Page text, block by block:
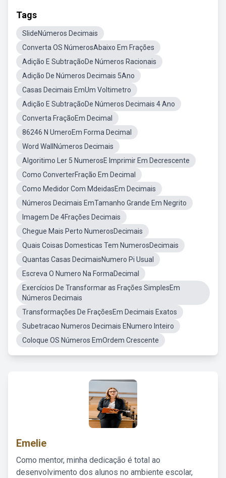
Tags
SlideNúmeros Decimais
Converta OS NúmerosAbaixo Em Frações
Adição E SubtraçãoDe Números Racionais
Adição De Números Decimais 5Ano
Casas Decimais EmUm Voltimetro
Adição E SubtraçãoDe Números Decimais 4 Ano
Converta FraçãoEm Decimal
86246 N UmeroEm Forma Decimal
Word WallNúmeros Decimais
Algoritimo Ler 5 NumerosE Imprimir Em Decrescente
Como ConverterFração Em Decimal
Como Medidor Com MdeidasEm Decimais
Números Decimais EmTamanho Grande Em Negrito
Imagem De 4Frações Decimais
Chegue Mais Perto NumerosDecimais
Quais Coisas Domesticas Tem NumerosDecimais
Quantas Casas DecimaisNumero Pi Usual
Escreva O Numero Na FormaDecimal
Exercícios De Transformar as Frações SimplesEm
Números Decimais
Transformações De FraçõesEm Decimais Exatos
Subetracao Numeros Decimais ENumero Inteiro
Coloque OS Números EmOrdem Crescente
Emelie
Como mentor, minha dedicação é total ao
desenvolvimento dos alunos no ambiente escolar,